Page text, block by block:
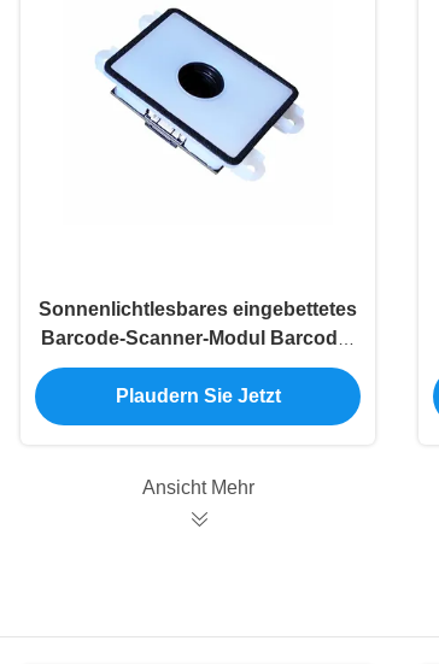
Sonnenlichtlesbares eingebettetes
Barcode-Scanner-Modul Barcode-
QR-Leser für Zugangskontrolle
Plaudern Sie Jetzt
Ansicht Mehr